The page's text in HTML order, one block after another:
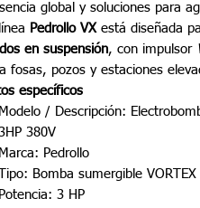
global y soluciones para
Pedrollo VXestá diseñada
en suspensión, con impulsor
fosas, pozos y estaciones
específicos
Modelo / Descripción:
380V
Marca: Pedrollo
Tipo: Bomba sumergible
Potencia: 3 HP